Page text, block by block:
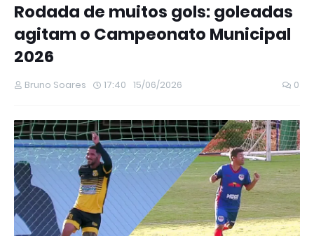
Rodada de muitos gols: goleadas
agitam o Campeonato Municipal
2026
Bruno Soares 17:40 15/06/2026 0